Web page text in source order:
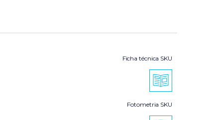
Ficha técnica SKU
Fotometria SKU